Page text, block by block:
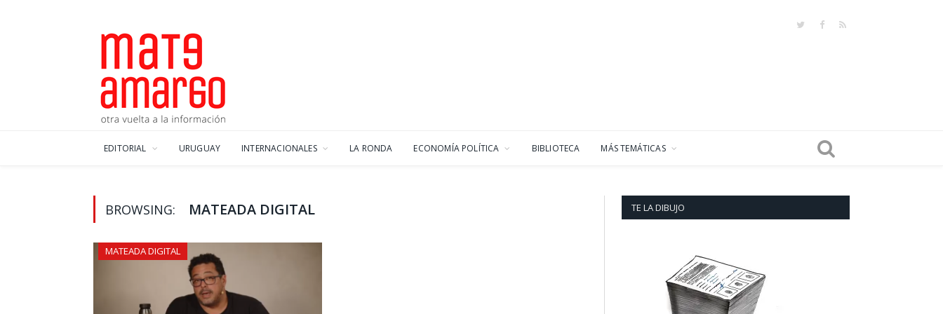
TwitterFacebook
RSS
EDITORIAL URUGUAY INTERNACIONALES LA RONDA ECONOMÍA POLÍTICA BIBLIOTECA MÁS TEMÁTICAS
BROWSING: MATEADA DIGITAL
MATEADA DIGITAL
TE LA DIBUJO